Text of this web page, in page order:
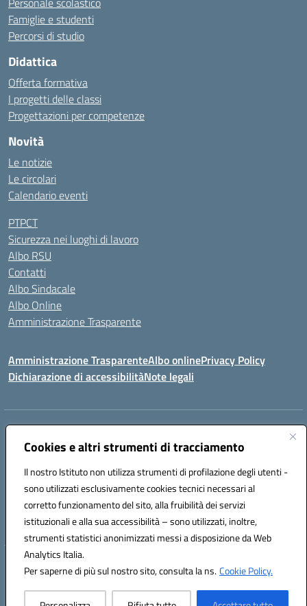
Cookies e altri strumenti di tracciamento
Il nostro Istituto non utilizza strumenti di profilazione degli utenti -
sono utilizzati esclusivamente cookies tecnici necessari al
corretto funzionamento del sito, alla fruibilità dei servizi
istituzionali e alla sua accessibilità – sono utilizzati, inoltre,
strumenti statistici anonimizzati messi a disposizione da Web
Analytics Italia.
Per saperne di più sul nostro sito, consulta la ns.Cookie Policy.
Famiglie e studenti
Percorsi di studio
Didattica
Offerta formativa
I progetti delle classi
Progettazioni per competenze
Novità
Le notizie
Le circolari
Calendario eventi
PTPCT
Sicurezza nei luoghi di lavoro
Albo RSU
Contatti
Albo Sindacale
Albo Online
Amministrazione Trasparente
Amministrazione TrasparenteAlbo onlinePrivacy Policy
Dichiarazione di accessibilitàNote legali
Centralino:
Posta elettronica certificata (PEC):tpis02200a@pec.istruzione.it
Codice fiscale: 93066580817
Codice meccanografico:TPIS02200A
VIA CESARÒ, 36 - 91016 ERICE - CASA SANTA (TP)
Telefono: 0923569559
Hosting & Powered by 3D Solution S.r.l.
Concept & Design by Designers Italia